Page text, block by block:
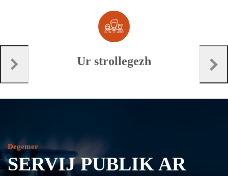
Ur strollegezh
Degemer
SERVIJ PUBLIK AR